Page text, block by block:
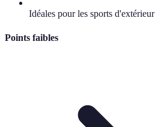
Idéales pour les sports
Points faibles